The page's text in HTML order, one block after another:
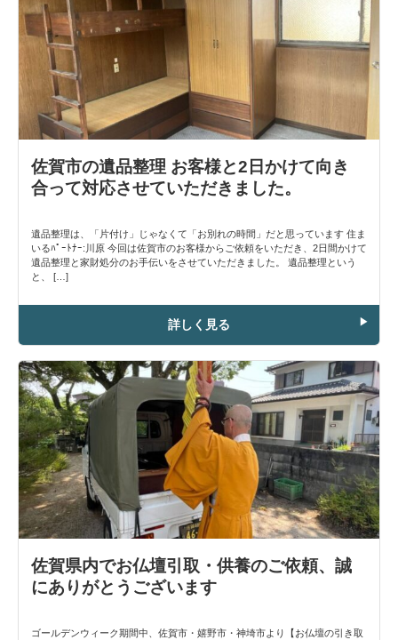
佐賀市の遺品整理 お客様と2日かけて向き
合って対応させていただきました。
遺品整理は、「片付け」じゃなくて「お別れの時間」だと思っています 住ま
いるﾊﾟｰﾄﾅｰ:川原 今回は佐賀市のお客様からご依頼をいただき、2日間かけて
遺品整理と家財処分のお手伝いをさせていただきました。 遺品整理という
と、 […]
詳しく見る
佐賀県内でお仏壇引取・供養のご依頼、誠
にありがとうございます
ゴールデンウィーク期間中、佐賀市・嬉野市・神埼市より【お仏壇の引き取